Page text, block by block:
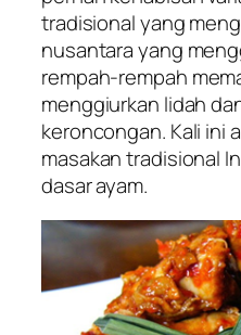
tradisional yang
nusantara yang
rempah-rempah
menggiurkan lidah
keroncongan. Kali ini
masakan tradisional
dasar ayam.